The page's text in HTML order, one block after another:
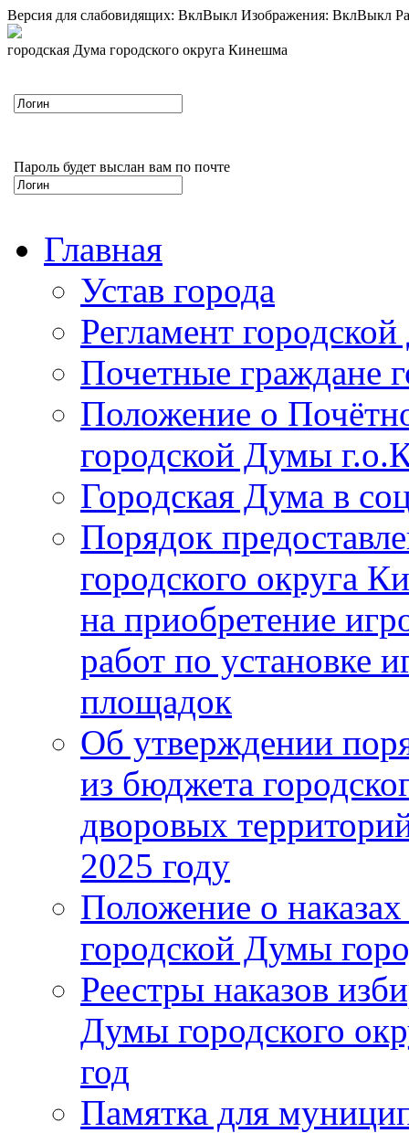
Версия для слабовидящих: ВклВыкл Изображения: ВклВыкл
городская Дума городского округа Кинешма
Пароль будет выслан вам по почте
Главная
Устав города
Регламент
Почетные граждане
Положение о
городской Думы
Городская Дума в
Порядок
городского округа
на приобретение
работ по установке
площадок
Об утверждении
из бюджета
дворовых
2025 году
Положение о
городской Думы
Реестры наказов
Думы городского
год
Памятка для